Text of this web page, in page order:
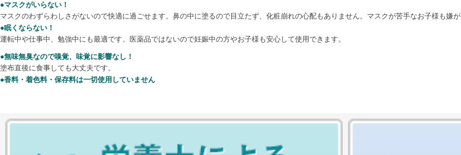
●マスクがいらない！
マスクのわずらわしさがないので快適に過ごせます。鼻の中に塗るので目立たず、化粧崩れの心配もありません。マスクが苦手なお子様も嫌が
●眠くならない！
運転中や仕事中、勉強中にも最適です。医薬品ではないので妊娠中の方やお子様も安心して使用できます。
●無味無臭なので嗅覚、味覚に影響なし！
塗布直後に食事しても大丈夫です。
●香料・着色料・保存料は一切使用していません